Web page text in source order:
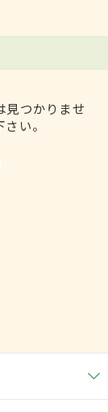
見つかりませ
い。